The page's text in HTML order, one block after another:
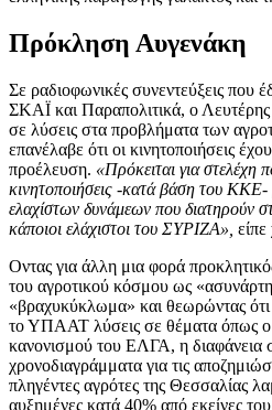
Πρόκληση Αυγενάκη
Σε ραδιοφωνικές συνεντεύξεις που
ΣΚΑΪ και Παραπολιτικά, ο
σε λύσεις στα προβλήματα των
επανέλαβε ότι οι κινητοποιήσεις
προέλευση. «Πρόκειται για στελέχη
κινητοποιήσεις -κατά βάση του ΚΚΕ-
ελαχίστων δυνάμεων που
κάποιοι ελάχιστοι του ΣΥΡΙΖΑ»,
Οντας για άλλη μια φορά
του αγροτικού κόσμου ως
«βραχυκύκλωμα» και θεωρώντας
το ΥΠΑΑΤ λύσεις σε θέματα όπως ο
κανονισμού του ΕΛΓΑ, η
χρονοδιαγράμματα για τις
πληγέντες αγρότες της Θεσσαλίας
αυξημένες κατά 40% από εκείνες